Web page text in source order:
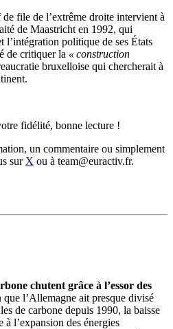
file de l’extrême droite intervient à
de Maastricht en 1992, qui
l’intégration politique de ses États
de critiquer la « construction
bruxelloise qui chercherait à
fidélité, bonne lecture !
un commentaire ou simplement
sur X ou à team@euractiv.fr.
chutent grâce à l’essor des
que l’Allemagne ait presque divisé
de carbone depuis 1990, la baisse
l’expansion des énergies